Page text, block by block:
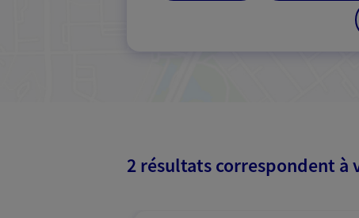
2 résultats correspondent à